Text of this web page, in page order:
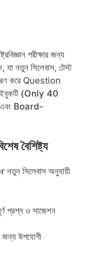
পরীক্ষার জন্য
, যা নতুন সিলেবাস, টেস্ট
করে Question
ইবুকটি (Only 40
Board-
বৈশিষ্ট্য
সিলেবাস অনুযায়ী
ও সাজেশন
জন্য উপযোগী